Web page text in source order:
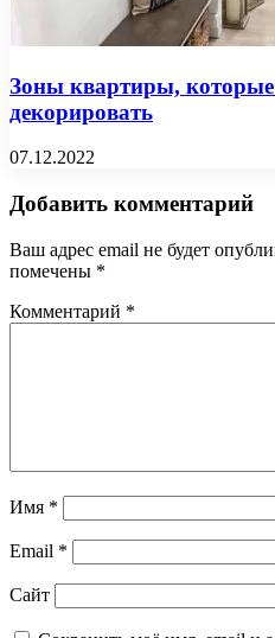
Зоны квартиры,
декорировать
07.12.2022
Добавить комментарий
Ваш адрес email не будет
помечены *
Комментарий *
Имя *
Email *
Сайт